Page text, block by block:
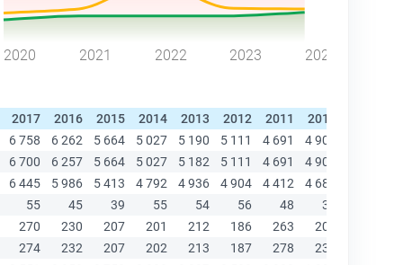
2020 2021 2022 2023 2024
2017 2016 2015 2014 2013 2012 2011 2010